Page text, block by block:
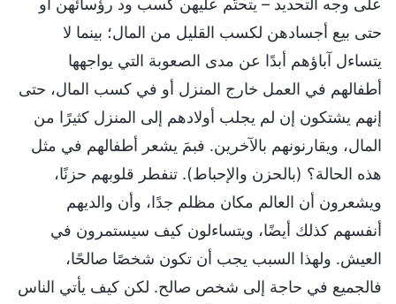
حتى بيع أجسادهن لكسب القليل من المال؛ بينما لا
يتساءل آباؤهم أبدًا عن مدى الصعوبة التي يواجهها
أطفالهم في العمل خارج المنزل أو في كسب المال، حتى
إنهم يشتكون إن لم يجلب أولادهم إلى المنزل كثيرًا من
المال، ويقارنونهم بالآخرين. فبمَ يشعر أطفالهم في مثل
هذه الحالة؟ (بالحزن والإحباط). تنفطر قلوبهم حزنًا،
ويشعرون أن العالم مكان مظلم جدًا، وأن والديهم
أنفسهم كذلك أيضًا، ويتساءلون كيف سيستمرون في
العيش. ولهذا السبب يجب أن تكون شخصًا صالحًا،
فالجميع في حاجة إلى شخص صالح. لكن كيف يأتي الناس